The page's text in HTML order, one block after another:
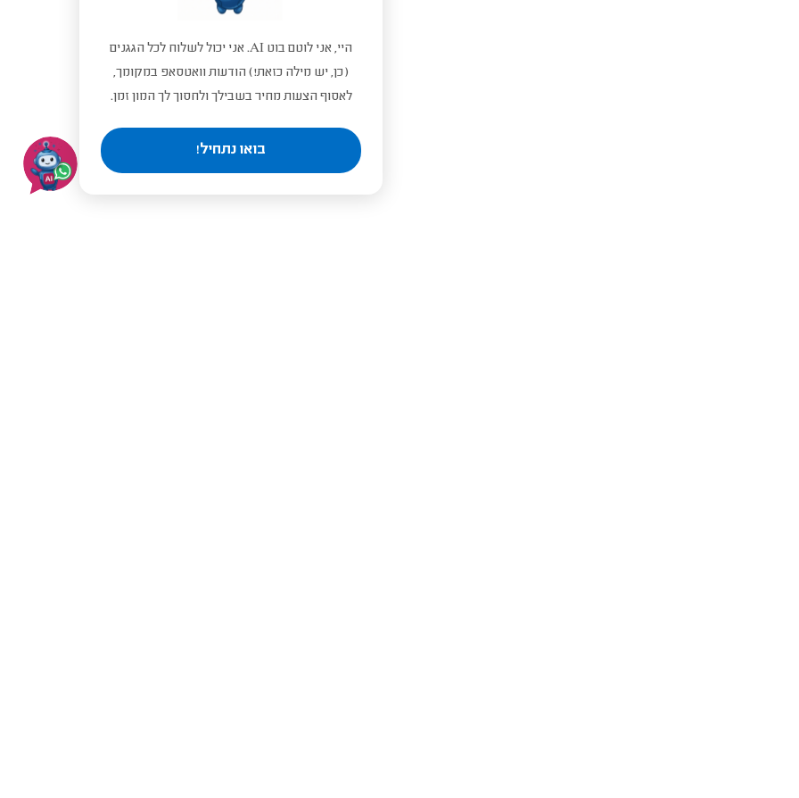
היי, אני לוטם בוט AI. אני יכול לשלוח לכל הגגנים
(כן, יש מילה כזאת!) הודעות וואטסאפ במקומך,
לאסוף הצעות מחיר בשבילך ולחסוך לך המון זמן.
בואו נתחיל!